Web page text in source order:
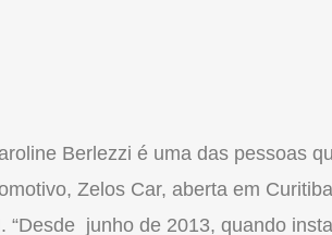
Berlezzi é uma das pessoas
Zelos Car, aberta em
“Desde junho de 2013, quando